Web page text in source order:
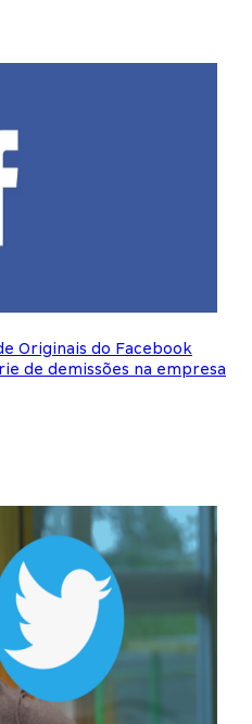
Originais do Facebook
de demissões na empresa